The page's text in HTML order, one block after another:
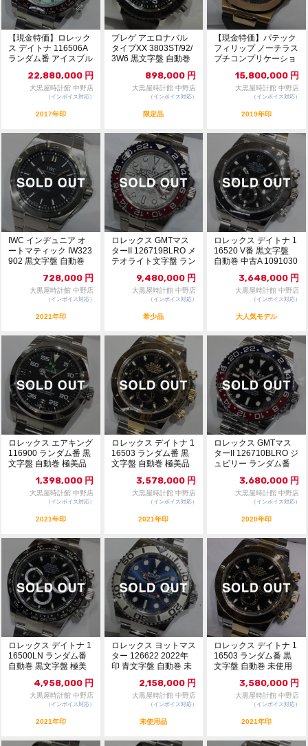
【現金特価】ロレック
ス デイトナ 116506A
ランダム番 アイスブル
22,880,000 円
大黒屋時計館 中野店
（インボイス対応）
2017年印
ブレゲ アエロナバル
タイプXX 3803ST/92/
3W6 黒文字盤 自動巻
898,000 円
大黒屋時計館 中野店
（インボイス対応）
限定品
【現金特価】パテック
フィリップ ノーチラス
プチコンプリケーショ
15,800,000 円
大黒屋時計館 中野店
（インボイス対応）
2019年印
IWC インヂュニア オ
ートマティック IW323
902 黒文字盤 自動巻
728,000 円
大黒屋時計館 中野店
（インボイス対応）
2021年印
ロレックス GMTマス
ターII 126719BLRO メ
テオライト文字盤 ラン
9,480,000 円
大黒屋時計館 中野店
（インボイス対応）
希少品
ロレックス デイトナ 1
16520 V番 黒文字盤
自動巻 中古A 1091030
3,648,000 円
大黒屋時計館 中野店
（インボイス対応）
大人気モデル
ロレックス エアキング
116900 ランダム番 黒
文字盤 自動巻 極美品
1,398,000 円
大黒屋時計館 中野店
（インボイス対応）
2021年印
ロレックス デイトナ 1
16503 ランダム番 黒
文字盤 自動巻 極美品
3,578,000 円
大黒屋時計館 中野店
（インボイス対応）
2021年印
ロレックス GMTマス
ターII 126710BLRO ジ
ュビリー ランダム番
3,680,000 円
大黒屋時計館 中野店
（インボイス対応）
2020年印
ロレックス デイトナ 1
16500LN ランダム番
自動巻 黒文字盤 極美
4,958,000 円
大黒屋時計館 中野店
（インボイス対応）
2021年印
ロレックス ヨットマス
ター 126622 2022年
印 青文字盤 自動巻 未
2,158,000 円
大黒屋時計館 中野店
（インボイス対応）
未使用品
ロレックス デイトナ 1
16503 ランダム番 黒
文字盤 自動巻 未使用
3,580,000 円
大黒屋時計館 中野店
（インボイス対応）
2021年印